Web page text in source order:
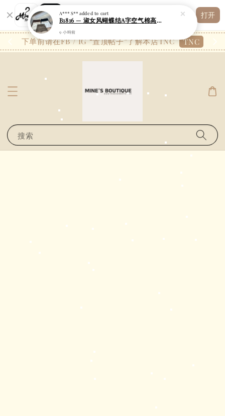
Shopping: 追踪您的订单
您信赖的商店
打开
下单前请在FB / IG “置顶帖子”了解本店TNC TNC
搜索